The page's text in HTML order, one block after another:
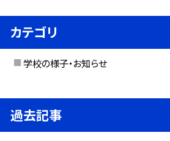
カテゴリ
学校の様子・お知らせ
過去記事